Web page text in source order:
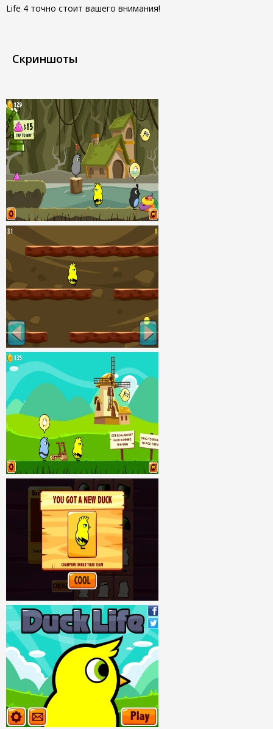
Life 4 точно стоит вашего внимания!
Скриншоты